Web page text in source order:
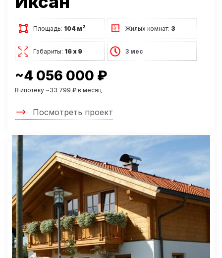
Площадь: 104 м2 Жилых комнат: 3
Габариты: 16 х 9 3 мес
~4 056 000 ₽
В ипотеку ~33 799 ₽ в месяц
Посмотреть проект